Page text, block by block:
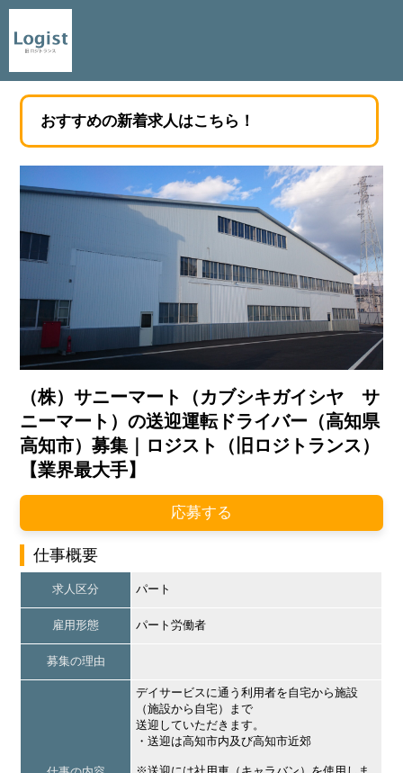
おすすめの新着求人はこちら！
（株）サニーマート（カブシキガイシヤ サ
ニーマート）の送迎運転ドライバー（高知県
高知市）募集｜ロジスト（旧ロジトランス）
【業界最大手】
応募する
仕事概要
求人区分 パート
雇用形態 パート労働者
募集の理由
デイサービスに通う利用者を自宅から施設
（施設から自宅）まで
送迎していただきます。
・送迎は高知市内及び高知市近郊
※送迎には社用車（キャラバン）を使用しま